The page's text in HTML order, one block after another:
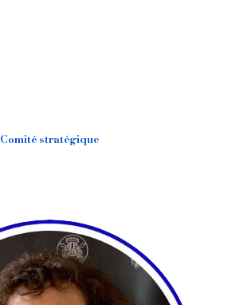
Comité stratégique